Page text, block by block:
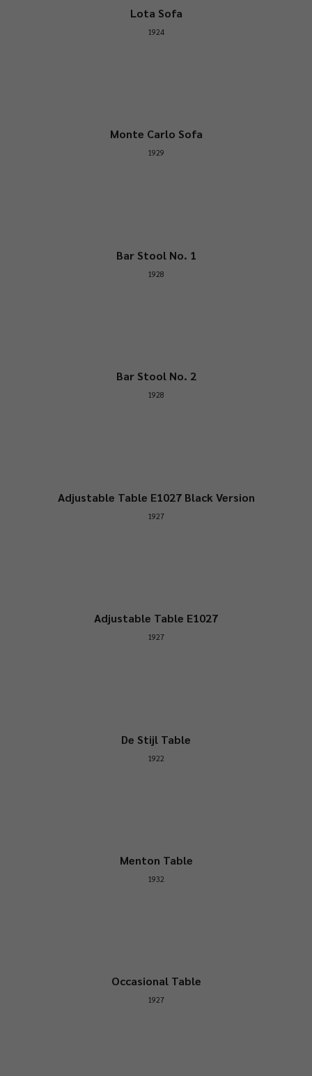
Lota Sofa
1924
Monte Carlo Sofa
1929
Bar Stool No. 1
1928
Bar Stool No. 2
1928
Adjustable Table E1027 Black Version
1927
Adjustable Table E1027
1927
De Stijl Table
1922
Menton Table
1932
Occasional Table
1927